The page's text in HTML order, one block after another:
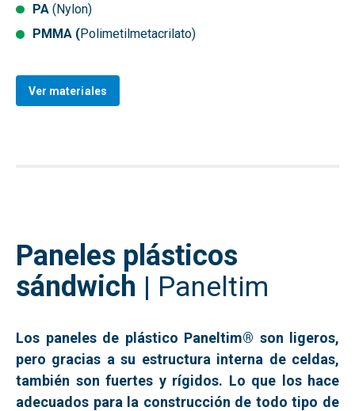
PA (Nylon)
PMMA (Polimetilmetacrilato)
Ver materiales
Paneles plásticos
sándwich | Paneltim
Los paneles de plástico Paneltim® son ligeros,
pero gracias a su estructura interna de celdas,
también son fuertes y rígidos. Lo que los hace
adecuados para la construcción de todo tipo de